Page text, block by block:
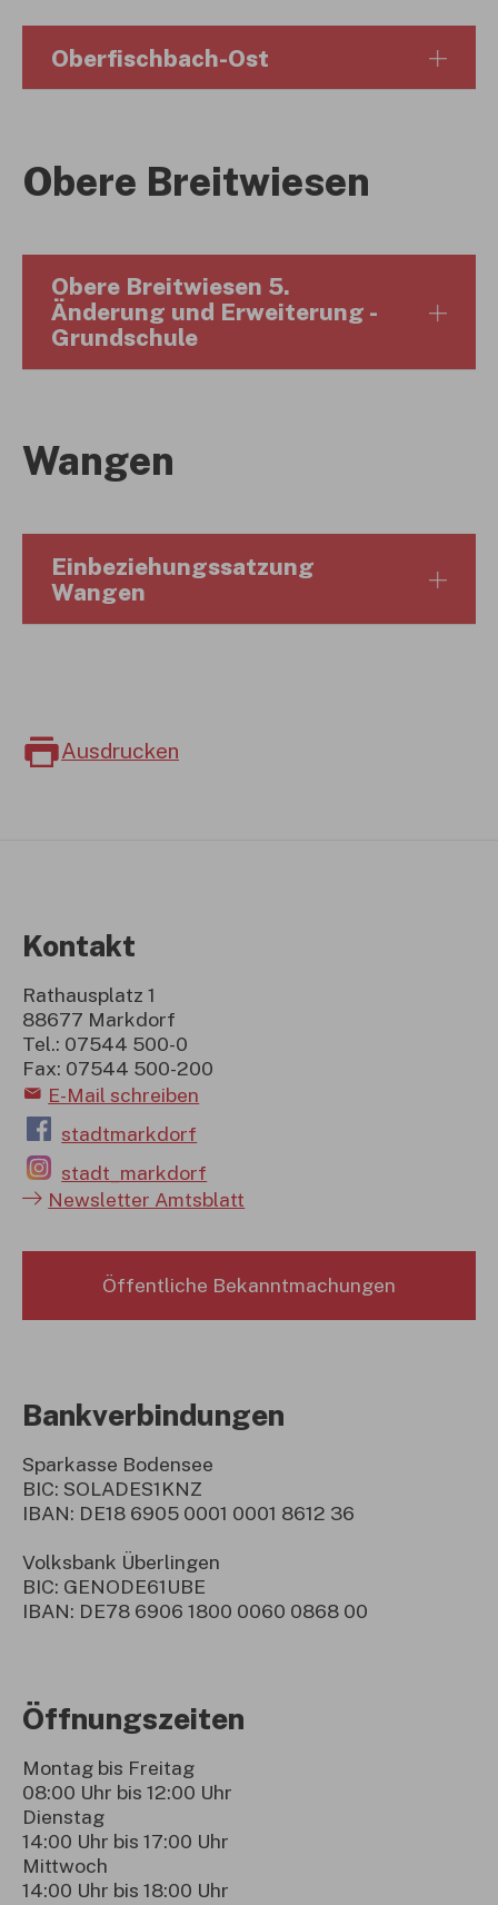
Oberfischbach-Ost
Obere Breitwiesen
Obere Breitwiesen 5.
Änderung und Erweiterung -
Grundschule
Wangen
Einbeziehungssatzung
Wangen
Ausdrucken
Kontakt
Rathausplatz 1
88677 Markdorf
Tel.: 07544 500-0
Fax: 07544 500-200
E-Mail schreiben
stadtmarkdorf
stadt_markdorf
Newsletter Amtsblatt
Öffentliche Bekanntmachungen
Bankverbindungen
Sparkasse Bodensee
BIC: SOLADES1KNZ
IBAN: DE18 6905 0001 0001 8612 36
Volksbank Überlingen
BIC: GENODE61UBE
IBAN: DE78 6906 1800 0060 0868 00
Öffnungszeiten
Montag bis Freitag
08:00 Uhr bis 12:00 Uhr
Dienstag
14:00 Uhr bis 17:00 Uhr
Mittwoch
14:00 Uhr bis 18:00 Uhr